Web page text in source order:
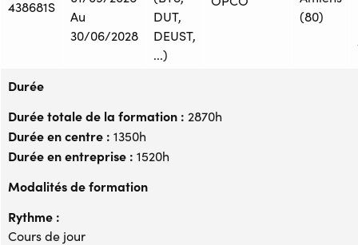
438681S
Au
30/06/2028
DUT,
DEUST,
...)
(80)
Durée
Durée totale de la formation : 2870h
Durée en centre : 1350h
Durée en entreprise : 1520h
Modalités de formation
Rythme :
Cours de jour